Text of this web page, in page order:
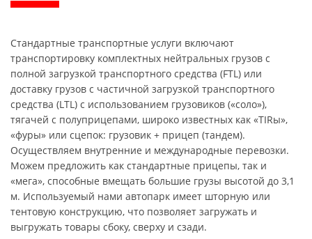
Стандартные транспортные услуги включают
транспортировку комплектных нейтральных грузов с
полной загрузкой транспортного средства (FTL) или
доставку грузов с частичной загрузкой транспортного
средства (LTL) с использованием грузовиков («соло»),
тягачей с полуприцепами, широко известных как «TIRы»,
«фуры» или сцепок: грузовик + прицеп (тандем).
Осуществляем внутренние и международные перевозки.
Можем предложить как стандартные прицепы, так и
«мега», способные вмещать большие грузы высотой до 3,1
м. Используемый нами автопарк имеет шторную или
тентовую конструкцию, что позволяет загружать и
выгружать товары сбоку, сверху и сзади.